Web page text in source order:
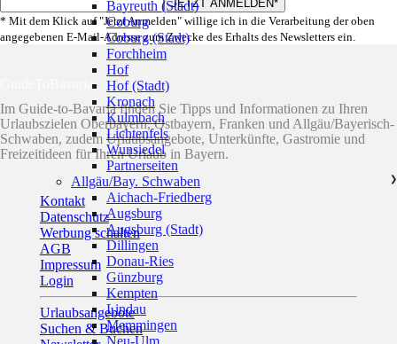
* Mit dem Klick auf "Jetzt Anmelden" willige ich in die Verarbeitung der oben
angegebenen E-Mail-Adresse zum Zwecke des Erhalts des Newsletters ein.
GuideToBavaria
Im Guide-to-Bavaria finden Sie Tipps und Informationen zu Ihren
Urlaubszielen Oberbayern, Ostbayern, Franken und Allgäu/Bayerisch-
Schwaben, zudem Urlaubsangebote, Unterkünfte, Gastromie und
Freizeitideen für Ihren Urlaub in Bayern.
Kontakt
Datenschutz
Werbung schalten
AGB
Impressum
Login
Urlaubsangebote
Suchen & Buchen
Bayreuth (Stadt)
Coburg
Coburg (Stadt)
Forchheim
Hof
Hof (Stadt)
Kronach
Kulmbach
Lichtenfels
Wunsiedel
Partnerseiten
Allgäu/Bay. Schwaben
❯
Aichach-Friedberg
Augsburg
Augsburg (Stadt)
Dillingen
Donau-Ries
Günzburg
Kempten
Lindau
Memmingen
Neu-Ulm